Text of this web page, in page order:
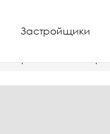
Застройщики